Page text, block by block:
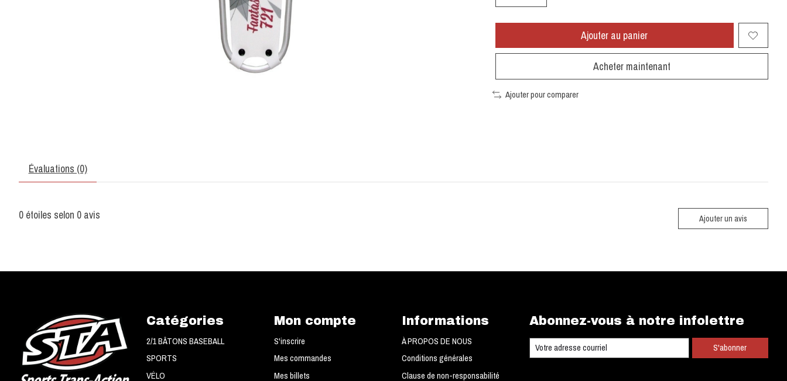
Ajouter au panier
Acheter maintenant
Ajouter pour comparer
Évaluations (0)
0 étoiles selon 0 avis Ajouter un avis
Catégories
2/1 BÂTONS BASEBALL
SPORTS
VÉLO
Mon compte
S'inscrire
Mes commandes
Mes billets
Informations
À PROPOS DE NOUS
Conditions générales
Clause de non-responsabilité
Abonnez-vous à notre infolettre
S'abonner